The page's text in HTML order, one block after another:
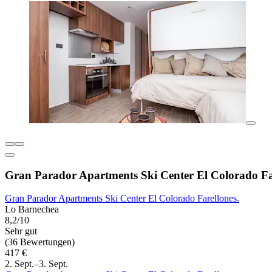
Gran Parador Apartments Ski Center El Colorado
Gran Parador Apartments Ski Center El Colorado Farellones.
Lo Barnechea
8,2/10
Sehr gut
(36 Bewertungen)
417 €
2. Sept.–3. Sept.